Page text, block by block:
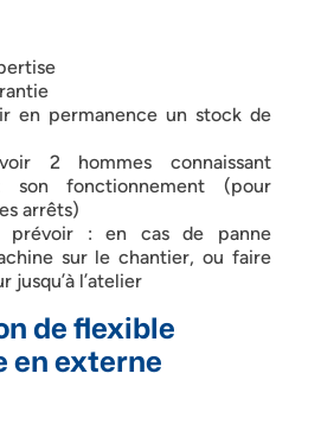
en permanence un stock de
2 hommes connaissant
son fonctionnement (pour
arrêts)
prévoir : en cas de panne
sur le chantier, ou faire
jusqu’à l’atelier
de flexible
en externe